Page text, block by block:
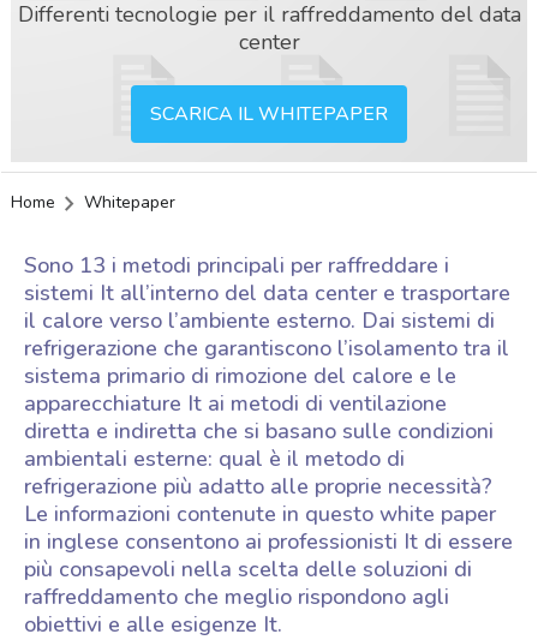
Differenti tecnologie per il raffreddamento del data
center
SCARICA IL WHITEPAPER
Home Whitepaper
Sono 13 i metodi principali per raffreddare i
sistemi It all’interno del data center e trasportare
il calore verso l’ambiente esterno. Dai sistemi di
refrigerazione che garantiscono l’isolamento tra il
sistema primario di rimozione del calore e le
apparecchiature It ai metodi di ventilazione
diretta e indiretta che si basano sulle condizioni
ambientali esterne: qual è il metodo di
refrigerazione più adatto alle proprie necessità?
Le informazioni contenute in questo white paper
in inglese consentono ai professionisti It di essere
più consapevoli nella scelta delle soluzioni di
raffreddamento che meglio rispondono agli
obiettivi e alle esigenze It.